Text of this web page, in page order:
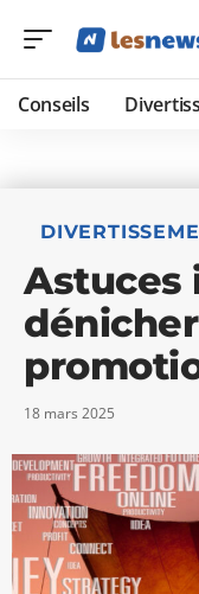
Conseils
Astuces
18 mars 2025